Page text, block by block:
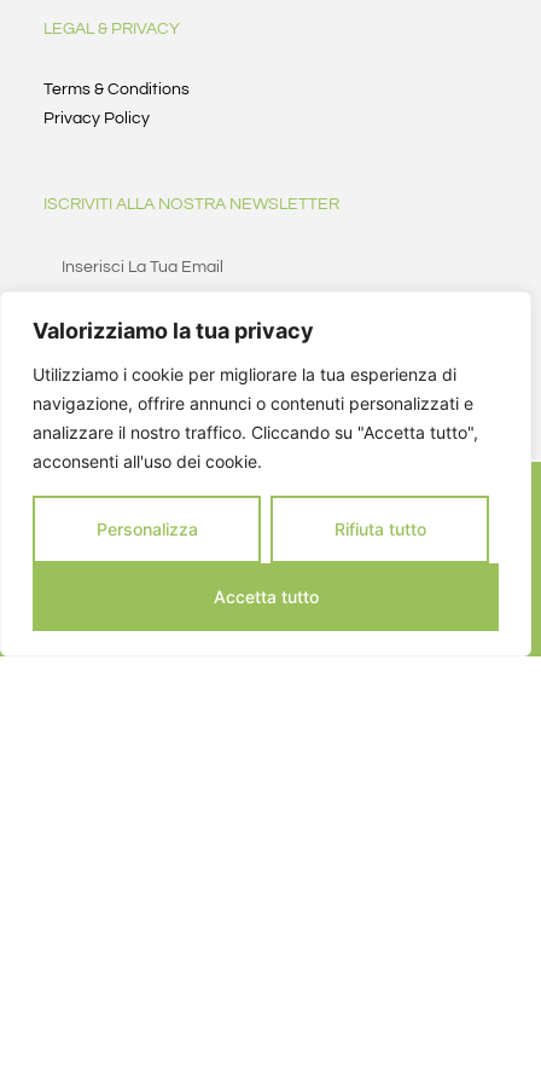
Valorizziamo la tua privacy
Utilizziamo i cookie per migliorare la tua esperienza di
navigazione, offrire annunci o contenuti personalizzati e
analizzare il nostro traffico. Cliccando su "Accetta tutto",
acconsenti all'uso dei cookie.
Personalizza Rifiuta tutto
Accetta tutto
LEGAL & PRIVACY
Terms & Conditions
Privacy Policy
ISCRIVITI ALLA NOSTRA NEWSLETTER